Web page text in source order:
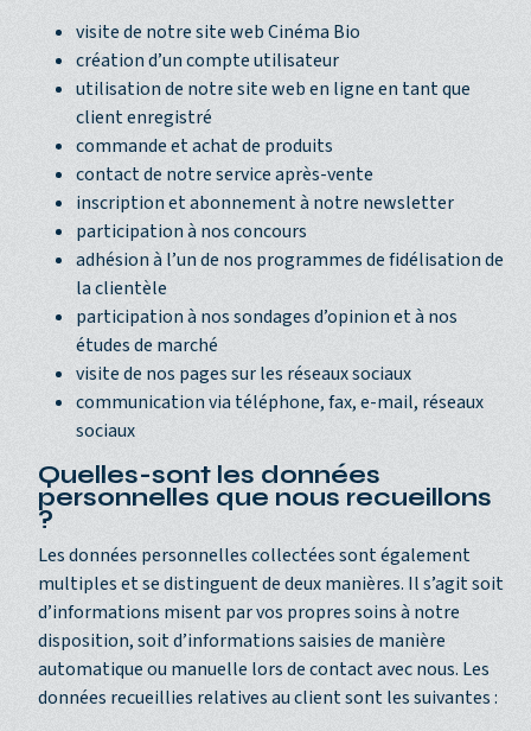
visite de notre site web Cinéma Bio
création d’un compte utilisateur
utilisation de notre site web en ligne en tant que
client enregistré
commande et achat de produits
contact de notre service après-vente
inscription et abonnement à notre newsletter
participation à nos concours
adhésion à l’un de nos programmes de fidélisation de
la clientèle
participation à nos sondages d’opinion et à nos
études de marché
visite de nos pages sur les réseaux sociaux
communication via téléphone, fax, e-mail, réseaux
sociaux
Quelles-sont les données
personnelles que nous recueillons
?
Les données personnelles collectées sont également
multiples et se distinguent de deux manières. Il s’agit soit
d’informations misent par vos propres soins à notre
disposition, soit d’informations saisies de manière
automatique ou manuelle lors de contact avec nous. Les
données recueillies relatives au client sont les suivantes :